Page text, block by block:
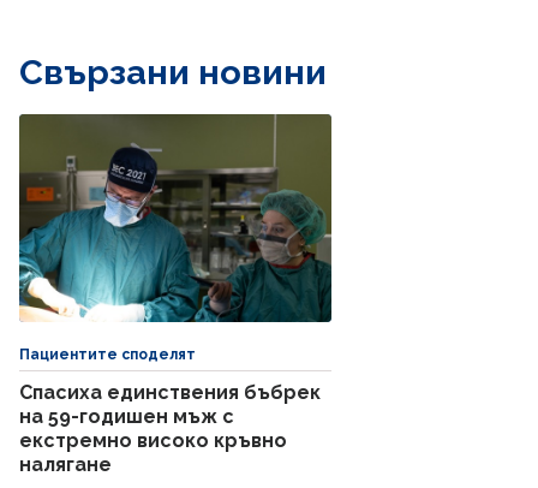
Свързани новини
Пациентите споделят
Спасиха единствения бъбрек
на 59-годишен мъж с
екстремно високо кръвно
налягане